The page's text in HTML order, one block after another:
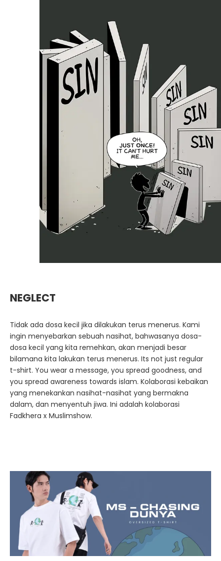
NEGLECT
Tidak ada dosa kecil jika dilakukan terus menerus. Kami
ingin menyebarkan sebuah nasihat, bahwasanya dosa-
dosa kecil yang kita remehkan, akan menjadi besar
bilamana kita lakukan terus menerus. Its not just regular
t-shirt. You wear a message, you spread goodness, and
you spread awareness towards islam. Kolaborasi kebaikan
yang menekankan nasihat-nasihat yang bermakna
dalam, dan menyentuh jiwa. Ini adalah kolaborasi
Fadkhera x Muslimshow.